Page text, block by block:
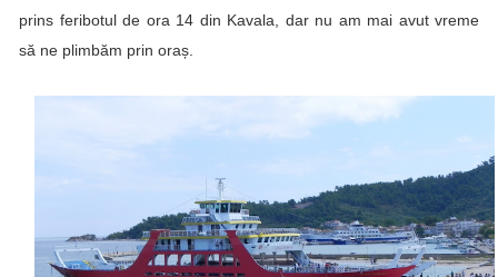
prins feribotul de ora 14 din Kavala, dar nu am mai avut vreme
să ne plimbăm prin oraș.